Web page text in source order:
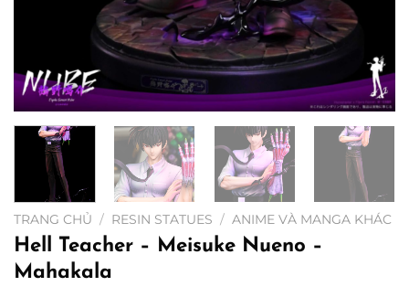
TRANG CHỦ / RESIN STATUES / ANIME VÀ MANGA KHÁC
Hell Teacher – Meisuke Nueno –
Mahakala